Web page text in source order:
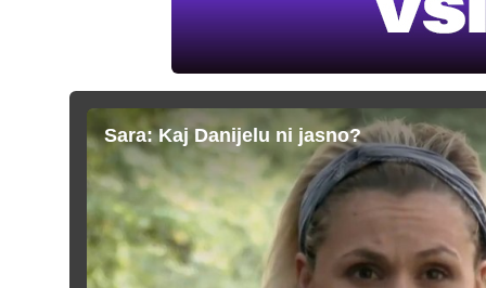
Sara: Kaj Danijelu ni jasno?